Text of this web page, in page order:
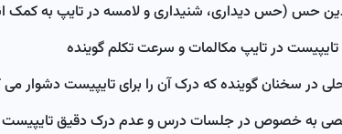
حس (حس دیداری، شنیداری و لامسه در تایپ به
در تایپ مکالمات و سرعت تکلم گوینده
در سخنان گوینده که درک آن را برای تایپیست دشوار می
به خصوص در جلسات درس و عدم درک دقیق